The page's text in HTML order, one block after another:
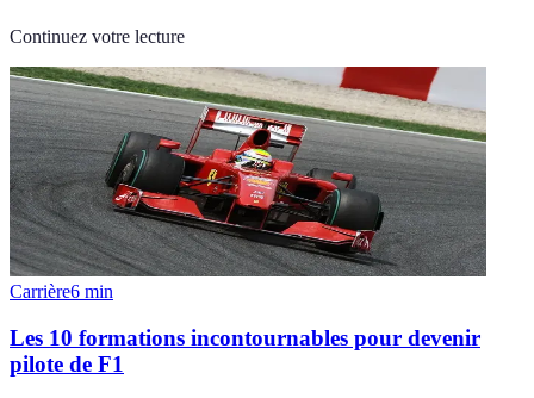
Continuez votre lecture
Carrière6 min
Les 10 formations incontournables pour devenir
pilote de F1